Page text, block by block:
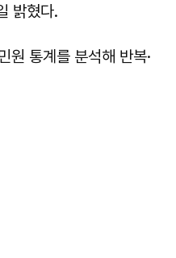
밝혔다.
원 통계를 분석해 반복·